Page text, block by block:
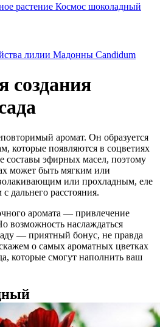
растение Космос шоколадный
лилии Мадонны Candidum
создания
аромат. Он образуется
которые появляются в соцветиях
составы эфирных масел, поэтому
может быть мягким или
или прохладным, еле
расстояния.
аромата — привлечение
возможность наслаждаться
— приятный бонус, не правда
о самых ароматных цветках
которые смогут наполнить ваш